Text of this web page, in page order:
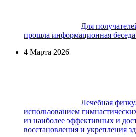
Для
прошла информационная
4 Марта 2026
Лечебная
использованием
из наиболее эффективных и
восстановления и укрепления